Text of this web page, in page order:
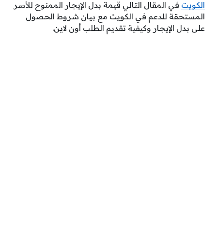
الكويت في المقال التالي قيمة بدل الإيجار الممنوح للأسر
المستحقة للدعم في الكويت مع بيان شروط الحصول
على بدل الإيجار وكيفية تقديم الطلب أون لاين.